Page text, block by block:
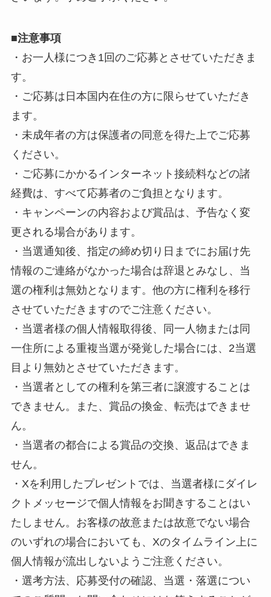
■注意事項
・お一人様につき1回のご応募とさせていただきま
す。
・ご応募は日本国内在住の方に限らせていただき
ます。
・未成年者の方は保護者の同意を得た上でご応募
ください。
・ご応募にかかるインターネット接続料などの諸
経費は、すべて応募者のご負担となります。
・キャンペーンの内容および賞品は、予告なく変
更される場合があります。
・当選通知後、指定の締め切り日までにお届け先
情報のご連絡がなかった場合は辞退とみなし、当
選の権利は無効となります。他の方に権利を移行
させていただきますのでご注意ください。
・当選者様の個人情報取得後、同一人物または同
一住所による重複当選が発覚した場合には、2当選
目より無効とさせていただきます。
・当選者としての権利を第三者に譲渡することは
できません。また、賞品の換金、転売はできませ
ん。
・当選者の都合による賞品の交換、返品はできま
せん。
・Xを利用したプレゼントでは、当選者様にダイレ
クトメッセージで個人情報をお聞きすることはい
たしません。お客様の故意または故意でない場合
のいずれの場合においても、Xのタイムライン上に
個人情報が流出しないようご注意ください。
・選考方法、応募受付の確認、当選・落選につい